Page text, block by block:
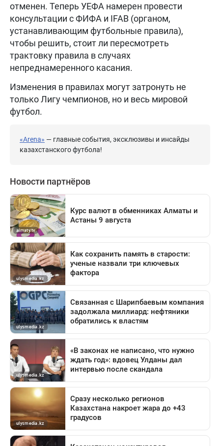
отменен. Теперь УЕФА намерен провести
консультации с ФИФА и IFAB (органом,
устанавливающим футбольные правила),
чтобы решить, стоит ли пересмотреть
трактовку правила в случаях
непреднамеренного касания.
Изменения в правилах могут затронуть не
только Лигу чемпионов, но и весь мировой
футбол.
«Arena» — главные события, эксклюзивы и инсайды
казахстанского футбола!